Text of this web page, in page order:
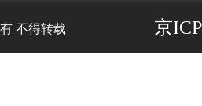
不得转载 京